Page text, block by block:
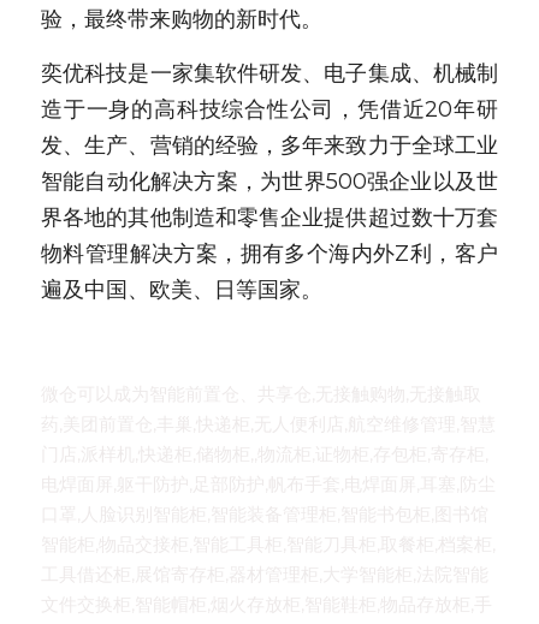
验，最终带来购物的新时代。
奕优科技是一家集软件研发、电子集成、机械制
造于一身的高科技综合性公司，凭借近20年研
发、生产、营销的经验，多年来致力于全球工业
智能自动化解决方案，为世界500强企业以及世
界各地的其他制造和零售企业提供超过数十万套
物料管理解决方案，拥有多个海内外Z利，客户
遍及中国、欧美、日等国家。